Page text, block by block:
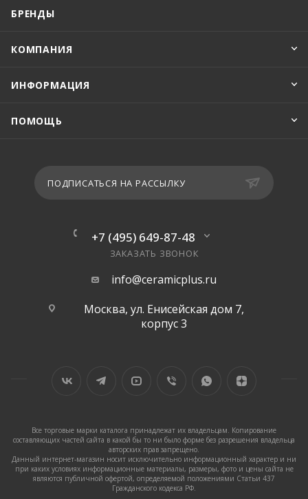
БРЕНДЫ
КОМПАНИЯ
ИНФОРМАЦИЯ
ПОМОЩЬ
ПОДПИСАТЬСЯ НА РАССЫЛКУ
+7 (495) 649-87-48
ЗАКАЗАТЬ ЗВОНОК
info@ceramicplus.ru
Москва, ул. Енисейская дом 7,
корпус 3
Все торговые марки каталога принадлежат их владельцам. Копирование
составляющих частей сайта в какой бы то ни было форме без разрешения владельца
авторских прав запрещено.
Данный интернет-магазин носит исключительно информационный характер и ни
при каких условиях информационные материалы, размеры, фото и цены сайта не
являются публичной офертой, определяемой положениями Статьи 437
Гражданского кодекса РФ.